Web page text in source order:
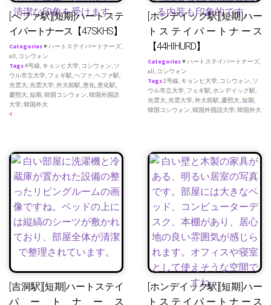
[へファ駅][短期]ハートステ
イパートナース【47SKHS】
Categories♥ ハートステイパートナーズ,
all, コシウォン
Tags4号線, キョンヒ大学, コシウォン, ソ
ウル市立大学, フェギ駅,ヘファ,ヘファ駅,
光雲大,光雲大学,外大前駅,恵化,恵化駅,
慶熙大,短期,韓国コシウォン,韓国外国語
大学,韓国外大
4
[ホンデイック駅][短期]ハー
トステイパートナース
【44HIHURD】
Categories♥ ハートステイパートナーズ,
all, コシウォン
Tags2号線, キョンヒ大学, コシウォン, ソ
ウル市立大学, フェギ駅,ホンデイック駅,
光雲大,光雲大学,外大前駅, 慶熙大,短期,
韓国コシウォン,韓国外国語大学,韓国外大
[吉洞駅][短期]ハートステイ
パートナース
[ホンデイック駅][短期]ハー
トステイパートナース